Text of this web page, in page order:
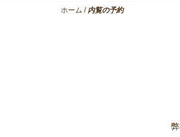
ホーム / 内覧の予約